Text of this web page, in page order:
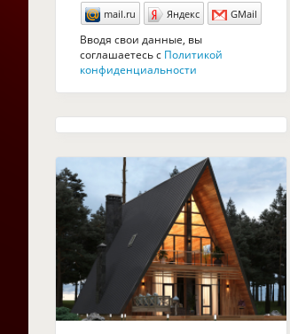
mail.ru Яндекс GMail
Вводя свои данные, вы
соглашаетесь с Политикой
конфиденциальности